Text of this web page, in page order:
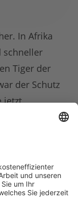
In Afrika
schneller
Tiger der
der Schutz
jetzt.
Mit
tötet
Elefanten
dem Handel